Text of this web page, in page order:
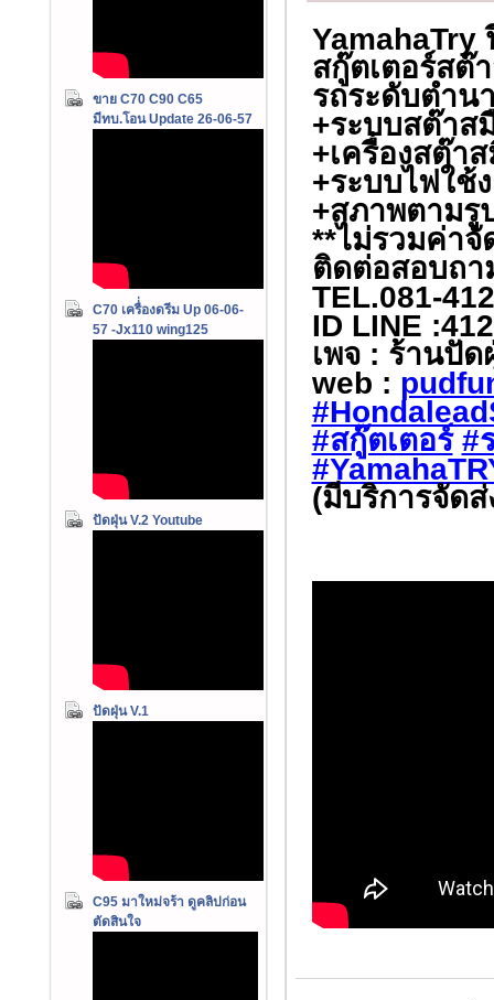
ขาย C70 C90 C65
มีทบ.โอน Update 26-06-57
C70 เครื่่องดรีม Up 06-06-
57 -Jx110 wing125
ปัดฝุ่น V.2 Youtube
ปัดฝุ่น V.1
C95 มาใหม่จร้า ดูคลิปก่อน
ตัดสินใจ
YamahaTry
สกู๊ตเตอร์สต๊
รถระดับตำ
+ระบบสต๊าส​
+เครื่อง​สต๊า
+ระบบ​ไฟใช้
+สภาพ​ตามรู
**ไม่รวมค่าจั
ติดต่อสอบถา
TEL.081-
ID LINE
เพจ : ร้านปั
web :
#สกู๊ตเตอร์ #
(มีบริการจัดส่